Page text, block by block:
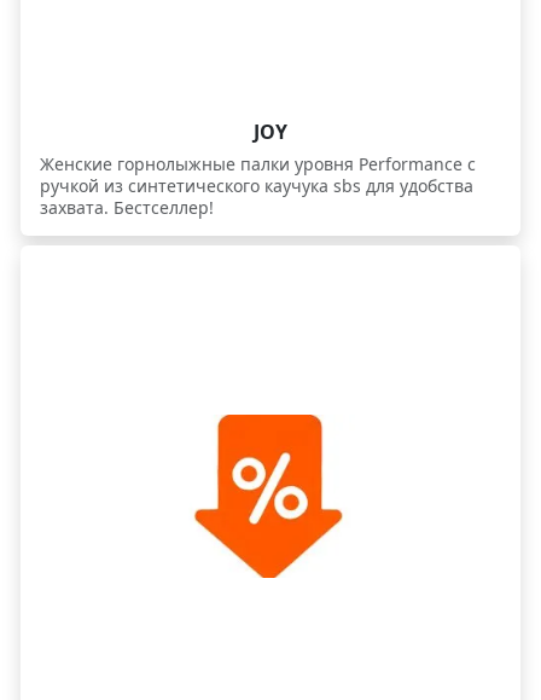
JOY
Женcкие горнолыжные палки уровня Performance с
ручкой из синтетического каучука sbs для удобства
захвата. Бестселлер!